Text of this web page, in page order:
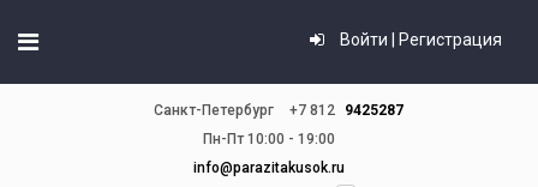
Войти | Регистрация
Санкт-Петербург +7 812
9425287
Пн-Пт 10:00 - 19:00
info@parazitakusok.ru